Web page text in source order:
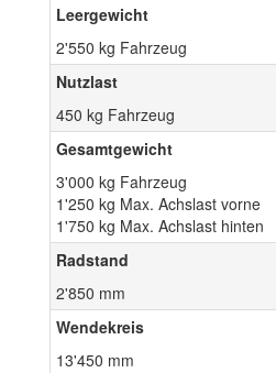
Leergewicht
2'550 kg Fahrzeug
Nutzlast
450 kg Fahrzeug
Gesamtgewicht
3'000 kg Fahrzeug
1'250 kg Max. Achslast vorne
1'750 kg Max. Achslast hinten
Radstand
2'850 mm
Wendekreis
13'450 mm